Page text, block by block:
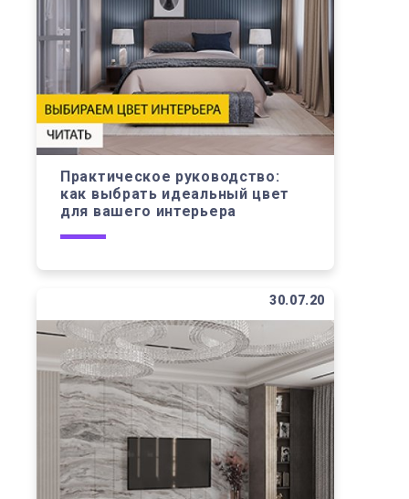
Практическое руководство:
как выбрать идеальный цвет
для вашего интерьера
30.07.20